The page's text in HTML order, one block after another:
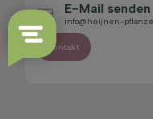
E-Mail senden
info@heijnen-
Kontakt